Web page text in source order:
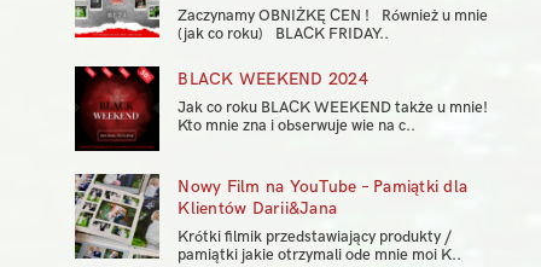
Zaczynamy OBNIŻKĘ CEN ! Również u mnie
(jak co roku) BLACK FRIDAY..
BLACK WEEKEND 2024
Jak co roku BLACK WEEKEND także u mnie!
Kto mnie zna i obserwuje wie na c..
Nowy Film na YouTube – Pamiątki dla
Klientów Darii&Jana
Krótki filmik przedstawiający produkty /
pamiątki jakie otrzymali ode mnie moi K..